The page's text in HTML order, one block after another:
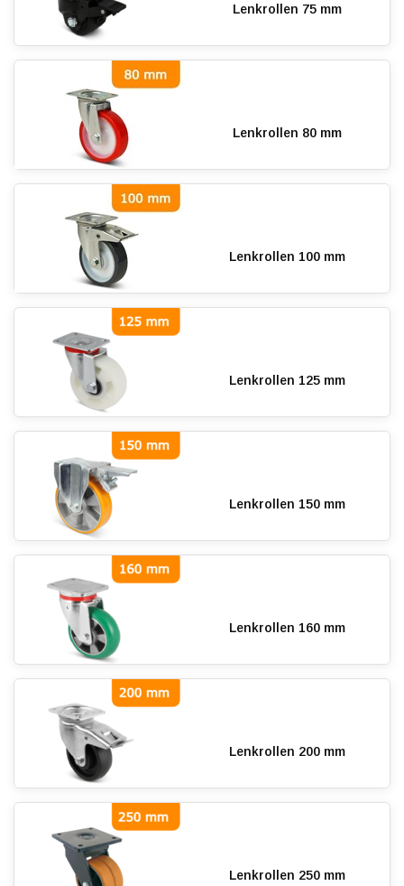
Lenkrollen 75 mm
Lenkrollen 80 mm
Lenkrollen 100 mm
Lenkrollen 125 mm
Lenkrollen 150 mm
Lenkrollen 160 mm
Lenkrollen 200 mm
Lenkrollen 250 mm